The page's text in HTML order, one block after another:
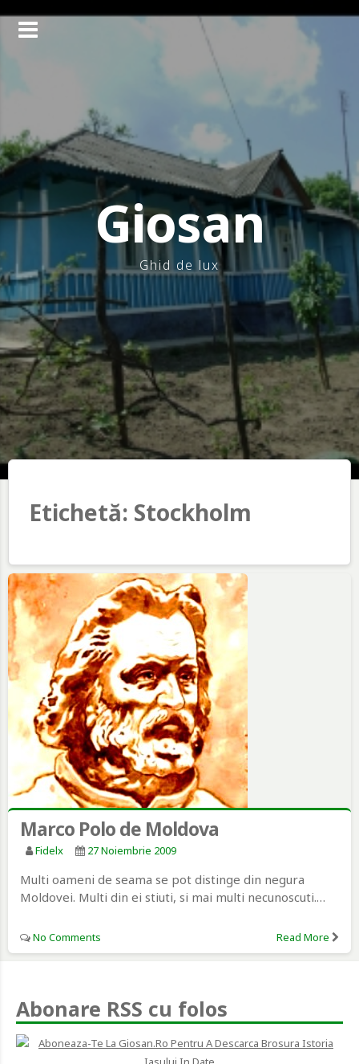
Giosan
Ghid de lux
Etichetă: Stockholm
Marco Polo de Moldova
Fidelx 27 Noiembrie 2009
Multi oameni de seama se pot distinge din negura
Moldovei. Multi din ei stiuti, si mai multi necunoscuti.…
No Comments Read More
Abonare RSS cu folos